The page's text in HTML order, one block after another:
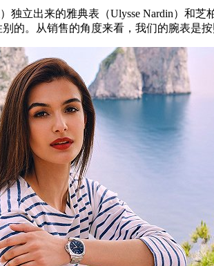
立出来的雅典表（Ulysse Nardin）和芝
别的。从销售的角度来看，我们的腕表是